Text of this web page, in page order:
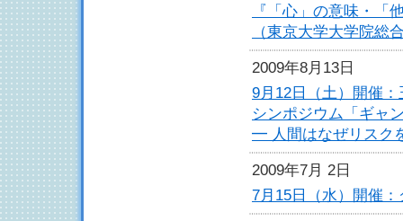
『「心」の意味・「
（東京大学大学院総
2009年8月13日
9月12日（土）開催
シンポジウム「ギャ
━ 人間はなぜリスク
2009年7月 2日
7月15日（水）開催